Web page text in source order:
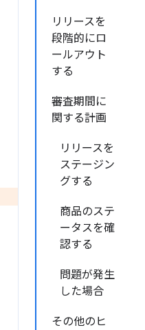
リリースを
段階的にロ
ールアウト
する
審査期間に
関する計画
リリースを
ステージン
グする
商品のステ
ータスを確
認する
問題が発生
した場合
その他のヒ